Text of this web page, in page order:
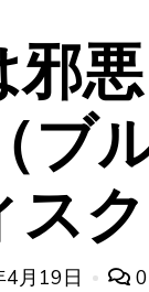
邪
ブ
ク
月19日 0